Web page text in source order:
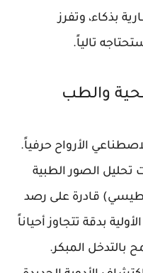
بذكاء، وتفرز
تالياً.
الأرواح حرفياً.
تحليل الصور الطبية
قادرة على رصد
بدقة تتجاوز أحياناً
بالتدخل المبكر.